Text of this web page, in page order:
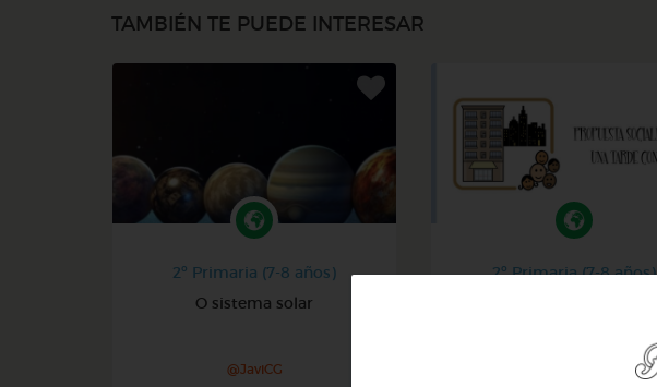
TAMBIÉN TE PUEDE INTERESAR
2º Primaria (7-8 años)
O sistema solar
@JaviCG
2º Primaria (7-8 años)